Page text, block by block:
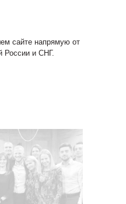
сайте напрямую от
России и СНГ.